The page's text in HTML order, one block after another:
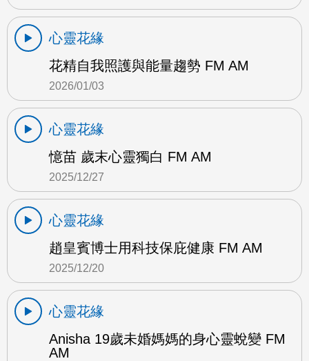
心靈花緣
花精自我照護與能量趨勢 FM AM
2026/01/03
心靈花緣
憶苗 歲末心靈獨白 FM AM
2025/12/27
心靈花緣
趙皇賓博士用科技保庇健康 FM AM
2025/12/20
心靈花緣
Anisha 19歲未婚媽媽的身心靈蛻變 FM
AM